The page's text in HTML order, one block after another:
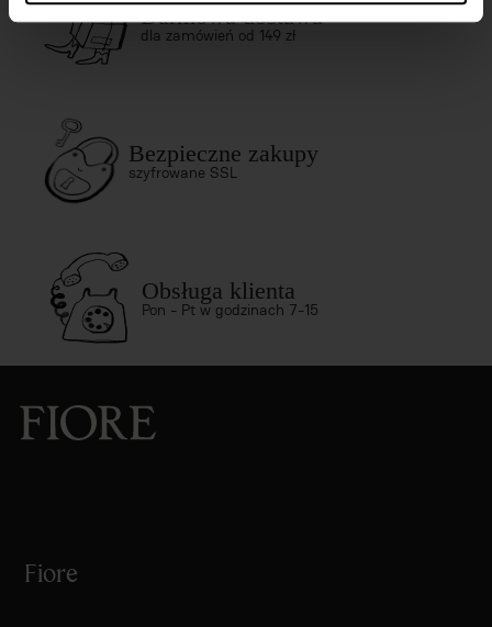
Darmowa dostawa
dla zamówień od 149 zł
Bezpieczne zakupy
szyfrowane SSL
Obsługa klienta
Pon - Pt w godzinach 7-15
Fiore